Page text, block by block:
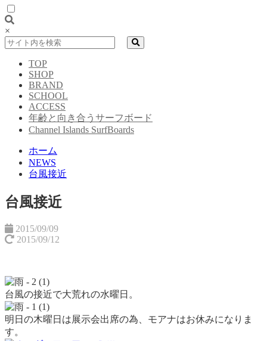
×
TOP
SHOP
BRAND
SCHOOL
ACCESS
年齢と向き合うサーフボード
Channel Islands SurfBoards
ホーム
NEWS
台風接近
台風接近
2015/09/09
2015/09/12
台風の接近で大荒れの水曜日。
明日の木曜日は展示会出席の為、モアナはお休みになりま
す。